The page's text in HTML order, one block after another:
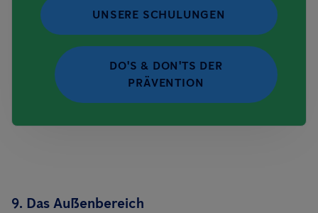
UNSERE SCHULUNGEN
DO'S & DON'TS DER
PRÄVENTION
9. Das Außenbereich